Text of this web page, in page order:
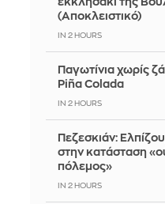
(Αποκλειστικό)
IN 2 HOURS
Παγωτίνια χωρίς
Piña Colada
IN 2 HOURS
Πεζεσκιάν:
στην κατάσταση
πόλεμος»
IN 2 HOURS